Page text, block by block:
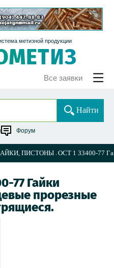
метизной продукции
Все заявки
Форум
Найти
ПИСТОНЫ ОСТ 1 33400-77
77 Гайки
прорезные